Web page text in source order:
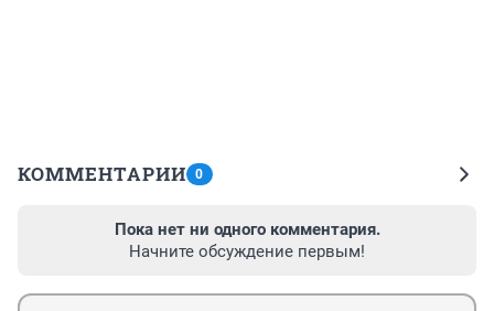
КОММЕНТАРИИ 0
Пока нет ни одного комментария.
Начните обсуждение первым!